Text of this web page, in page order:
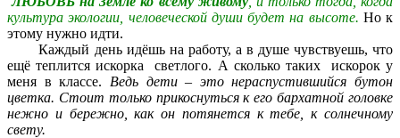
культура экологии, человеческой души будет на высоте. Но к
этому нужно идти.
Каждый день идёшь на работу, а в душе чувствуешь, что
ещё теплится искорка светлого. А сколько таких искорок у
меня в классе. Ведь дети – это нераспустившийся бутон
цветка. Стоит только прикоснуться к его бархатной головке
нежно и бережно, как он потянется к тебе, к солнечному
свету.